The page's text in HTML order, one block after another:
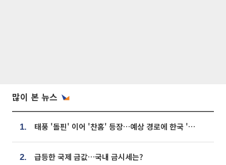
많이 본 뉴스
1. 태풍 '돌핀' 이어 '찬홈' 등장…예상 경로에 한국 '한숨'
2. 급등한 국제 금값…국내 금시세는?